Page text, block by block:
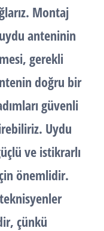
Montaj
anteninin
gerekli
doğru bir
güvenli
Uydu
ve istikrarlı
önemlidir.
çünkü